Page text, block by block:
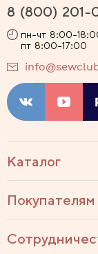
Каталог
Покупателям
8 (800) 201-
пн-чт 8:00-
пт 8:00-17:00